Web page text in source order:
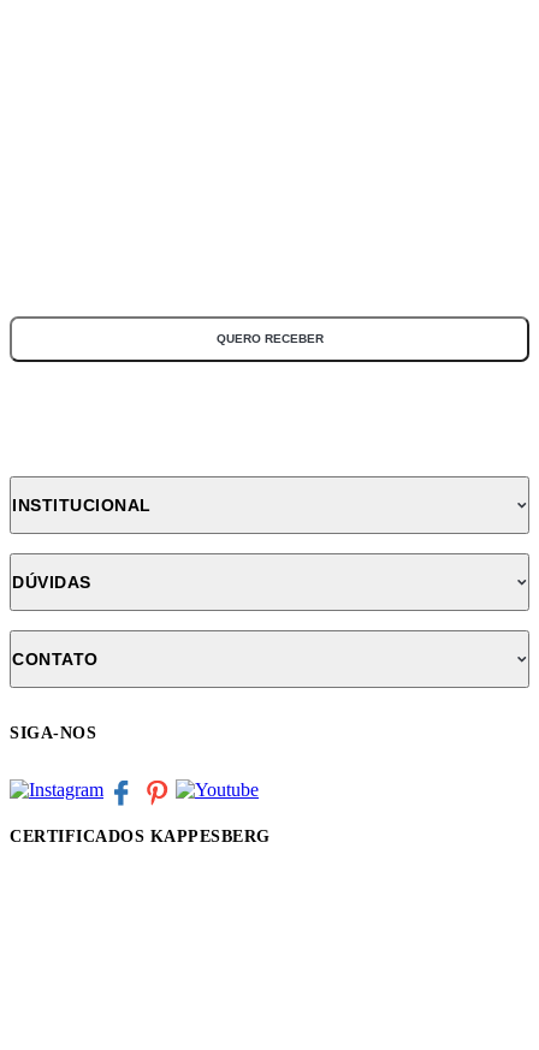
QUERO RECEBER
INSTITUCIONAL
DÚVIDAS
CONTATO
SIGA-NOS
CERTIFICADOS KAPPESBERG